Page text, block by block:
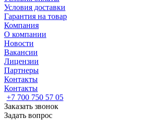
Условия доставки
Гарантия на товар
Компания
О компании
Новости
Вакансии
Лицензии
Партнеры
Контакты
Контакты
+7 700 750 57 05
Заказать звонок
Задать вопрос